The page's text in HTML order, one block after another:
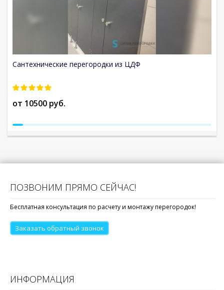
Сантехнические перегородки из ЦДФ
от 10500 руб.
ПОЗВОНИМ ПРЯМО СЕЙЧАС!
Бесплатная консультация по расчету и монтажу перегородок!
Заказать обратный звонок
ИНФОРМАЦИЯ